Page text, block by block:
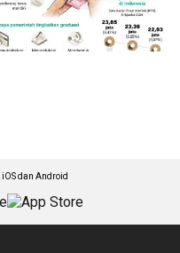
dan Android